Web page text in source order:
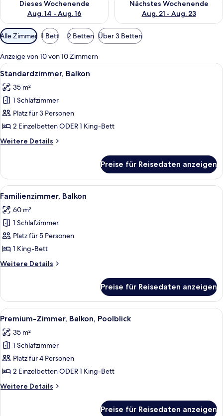
Dieses Wochenende
Aug. 14 - Aug. 16
Nächstes Wochenende
Aug. 21 - Aug. 23
Verfügbare
Filter
für
Zimmer
Alle Zimmer 1 Bett 2 Betten Über 3 Betten
Anzeige von 10 von 10 Zimmern
Alle
Fotos
für
Standardzimmer,
Balkon
anzeigen
Ein Balkon mit Korbmöbeln, einem
12
Standardzimmer, Balkon
35 m²
1 Schlafzimmer
Platz für 3 Personen
2 Einzelbetten ODER 1 King-Bett
Weitere Details
Weitere
Balkon
Preise für Reisedaten anzeigen
Alle
Fotos
für
Familienzimmer,
Balkon
anzeigen
Ein Balkon mit Korbmöbeln, Blick
12
Familienzimmer, Balkon
60 m²
1 Schlafzimmer
Platz für 5 Personen
1 King-Bett
Weitere Details
Weitere
Balkon
Preise für Reisedaten anzeigen
Alle
Fotos
für
Premium-
Zimmer,
Balkon,
Poolblick
anzeigen
Ein modernes Hotelzimmer mit
11
Premium-Zimmer, Balkon, Poolblick
35 m²
1 Schlafzimmer
Platz für 4 Personen
2 Einzelbetten ODER 1 King-Bett
Weitere Details
Weitere
Preise für Reisedaten anzeigen